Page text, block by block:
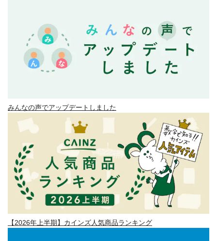
みんなの声でアップデートしました
【2026年上半期】カインズ人気商品ランキング